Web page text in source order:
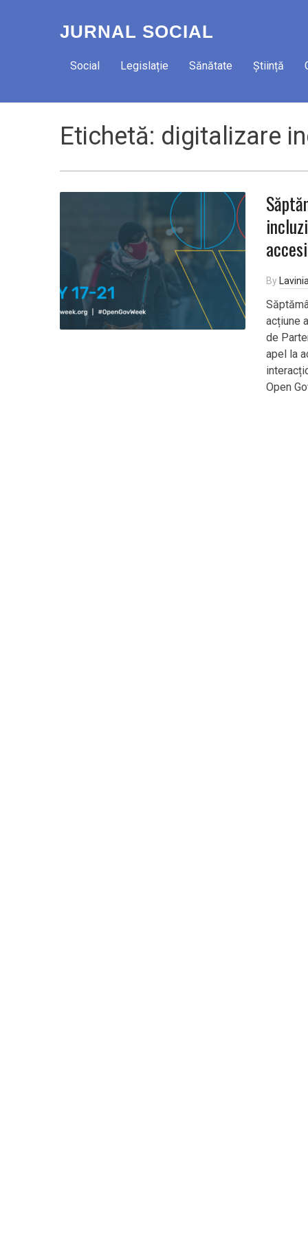
JURNAL SOCIAL
Social Legislație Sănătate Știință
Etichetă: digitalizare
By
acțiune
de
apel la
Open